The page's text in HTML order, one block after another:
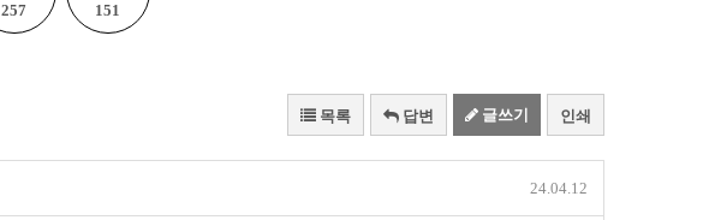
257 151
목록 답변 글쓰기 인쇄
24.04.12